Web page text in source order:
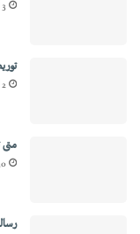
3 أغسطس 2026
2 أغسطس 2026
متى
30